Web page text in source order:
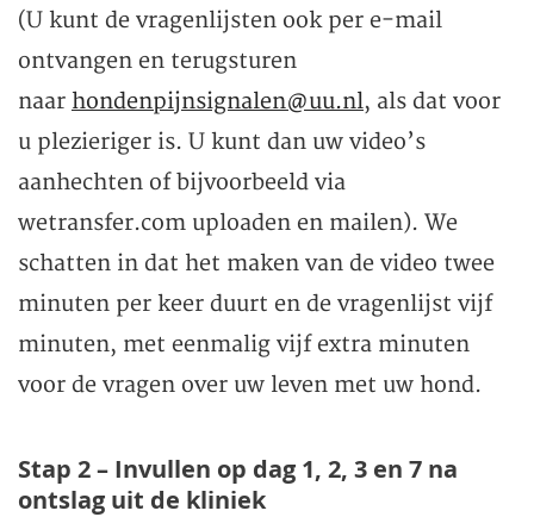
(U kunt de vragenlijsten ook per e-mail
ontvangen en terugsturen
naar hondenpijnsignalen@uu.nl, als dat voor
u plezieriger is. U kunt dan uw video’s
aanhechten of bijvoorbeeld via
wetransfer.com uploaden en mailen). We
schatten in dat het maken van de video twee
minuten per keer duurt en de vragenlijst vijf
minuten, met eenmalig vijf extra minuten
voor de vragen over uw leven met uw hond.
Stap 2 – Invullen op dag 1, 2, 3 en 7 na
ontslag uit de kliniek